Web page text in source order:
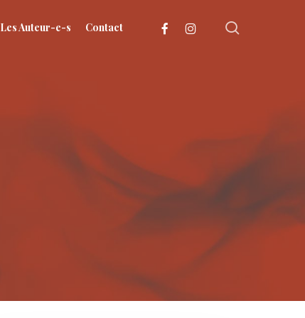
Les Auteur-e-s Contact facebookinstagram